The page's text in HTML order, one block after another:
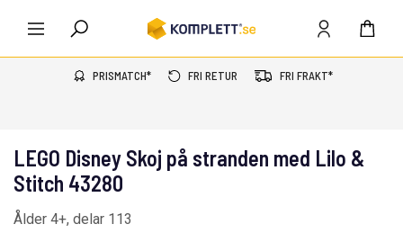
PRISMATCH* FRI RETUR FRI FRAKT*
LEGO Disney Skoj på stranden med Lilo &
Stitch 43280
Ålder 4+, delar 113